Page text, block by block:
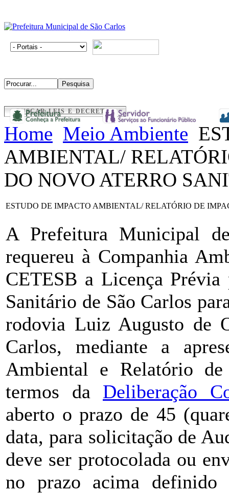
BUSCAR LEIS E DECRETOS
Home Meio Ambiente
AMBIENTAL/
DO NOVO ATERRO
ESTUDO DE IMPACTO AMBIENTAL/ RELATÓRIO DE
A Prefeitura Municipal
requereu à Companhia
CETESB a Licença
Sanitário de São Carlos
rodovia Luiz Augusto de
Carlos, mediante a
Ambiental e Relatório
termos da Deliberação
aberto o prazo de 45
data, para solicitação de
deve ser protocolada ou
no prazo acima definido